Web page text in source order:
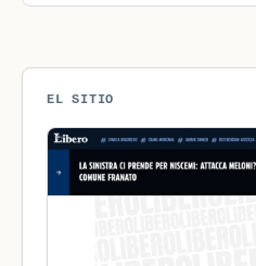
EL SITIO